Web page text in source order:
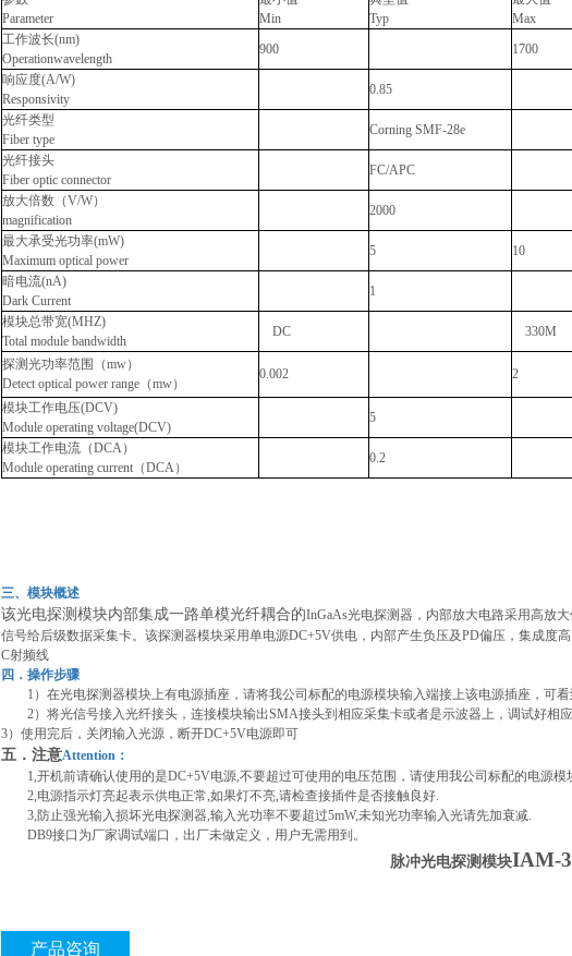
Parameter
Min
Typ
Max
工作波长(nm)
Operationwavelength
900
1700
响应度(A/W)
Responsivity
0.85
光纤类型
Fiber type
Corning SMF-28e
光纤接头
Fiber optic connector
FC/APC
放大倍数（V/W）
magnification
2000
最大承受光功率(mW)
Maximum optical power
5
10
暗电流(nA)
Dark Current
1
模块总带宽(MHZ)
Total module bandwidth
DC 330M
探测光功率范围（mw）
Detect optical power range（mw）
0.002 2
模块工作电压(DCV)
Module operating voltage(DCV)
5
模块工作电流（DCA）
Module operating current（DCA）
0.2
三、模块概述
该光电探测模块内部集成一路单模光纤耦合的InGaAs光电探测器，内部放大电路采用高放
信号给后级数据采集卡。该探测器模块采用单电源DC+5V供电，内部产生负压及PD偏压，集成度
C射频线
四．操作步骤
1）在光电探测器模块上有电源插座，请将我公司标配的电源模块输入端接上该电源插座，可
2）将光信号接入光纤接头，连接模块输出SMA接头到相应采集卡或者是示波器上，调试好相
3）使用完后，关闭输入光源，断开DC+5V电源即可
五．注意Attention：
1,开机前请确认使用的是DC+5V电源,不要超过可使用的电压范围，请使用我公司标配的电源模
2,电源指示灯亮起表示供电正常,如果灯不亮,请检查接插件是否接触良好.
3,防止强光输入损坏光电探测器,输入光功率不要超过5mW,未知光功率输入光请先加衰减.
DB9接口为厂家调试端口，出厂未做定义，用户无需用到。
脉冲光电探测模块IAM-
产品咨询